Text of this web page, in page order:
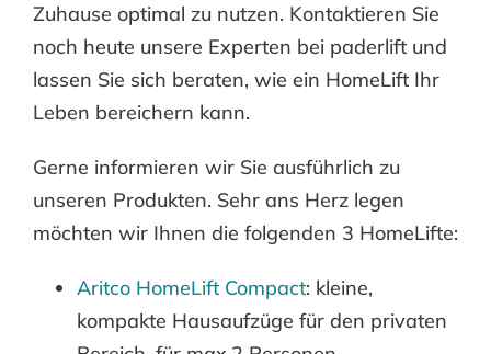
Zuhause optimal zu nutzen. Kontaktieren Sie
noch heute unsere Experten bei paderlift und
lassen Sie sich beraten, wie ein HomeLift Ihr
Leben bereichern kann.
Gerne informieren wir Sie ausführlich zu
unseren Produkten. Sehr ans Herz legen
möchten wir Ihnen die folgenden 3 HomeLifte:
Aritco HomeLift Compact: kleine,
kompakte Hausaufzüge für den privaten